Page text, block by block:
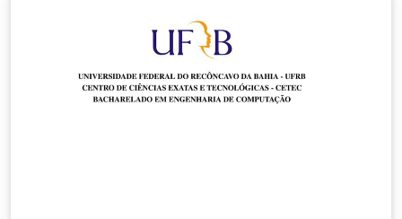
para auxiliar estudantes da UFRB na estruturação de
seus trabalhos acadêmicos de forma organizada e
padronizada.